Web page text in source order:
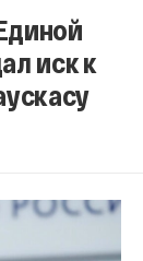
иск к